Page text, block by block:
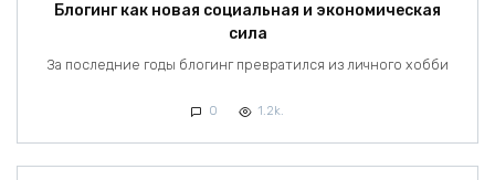
Блогинг как новая социальная и экономическая
сила
За последние годы блогинг превратился из личного хобби
0 1.2k.